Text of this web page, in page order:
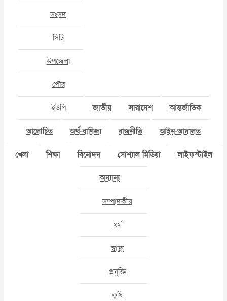
সংসদ
সিটি
উপজেলা
পৌর
ইউপি জাতীয় সারাদেশ আন্তর্জাতিক
আলোচিত অর্থ-বাণিজ্য রাজনীতি আইন-আদালত
খেলা শিক্ষা বিনোদন সোশ্যাল মিডিয়া লাইফস্টাইল
অন্যান্য
সম্পাদকীয়
ধর্ম
স্বাস্থ্য
প্রযুক্তি
কৃষি